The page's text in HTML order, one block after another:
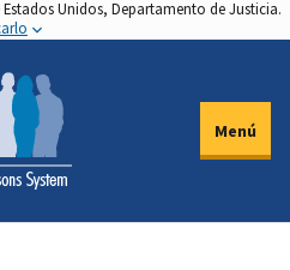
Unidos, Departamento de Justicia.
Menú